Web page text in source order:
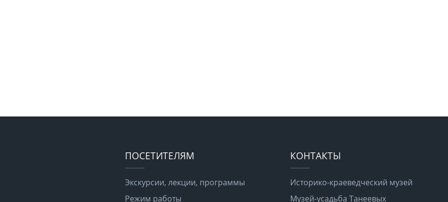
ПОСЕТИТЕЛЯМ
Экскурсии, лекции, программы
Режим работы
КОНТАКТЫ
Историко-краеведческий музей
Музей-усадьба Танеевых